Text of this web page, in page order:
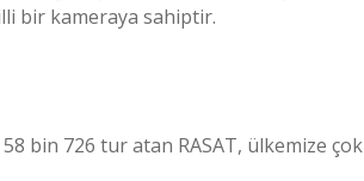
bir kameraya sahiptir.
bin 726 tur atan RASAT, ülkemize çok